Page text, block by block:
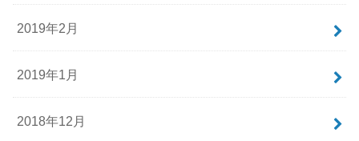
2019年2月
2019年1月
2018年12月